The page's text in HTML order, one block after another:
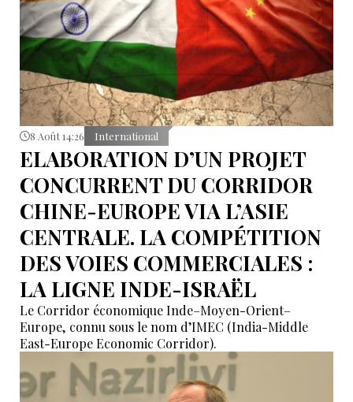
8 Août 14:26 International
ELABORATION D’UN PROJET
CONCURRENT DU CORRIDOR
CHINE-EUROPE VIA L’ASIE
CENTRALE. LA COMPÉTITION
DES VOIES COMMERCIALES :
LA LIGNE INDE-ISRAËL
Le Corridor économique Inde–Moyen-Orient–
Europe, connu sous le nom d’IMEC (India-Middle
East-Europe Economic Corridor).